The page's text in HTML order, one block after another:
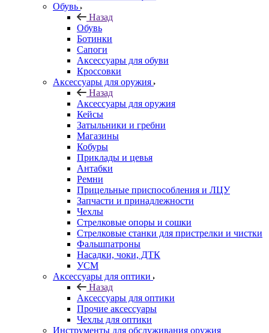
Обувь
Назад
Обувь
Ботинки
Сапоги
Аксессуары для обуви
Кроссовки
Аксессуары для оружия
Назад
Аксессуары для оружия
Кейсы
Затыльники и гребни
Магазины
Кобуры
Приклады и цевья
Антабки
Ремни
Прицельные приспособления и ЛЦУ
Запчасти и принадлежности
Чехлы
Стрелковые опоры и сошки
Стрелковые станки для пристрелки и чистки
Фальшпатроны
Насадки, чоки, ДТК
УСМ
Аксессуары для оптики
Назад
Аксессуары для оптики
Прочие аксессуары
Чехлы для оптики
Инструменты для обслуживания оружия